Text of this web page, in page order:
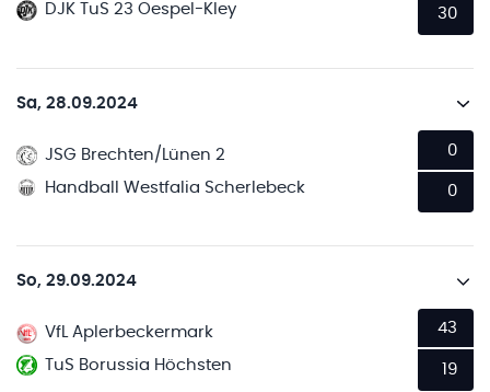
DJK TuS 23 Oespel-Kley
30
Sa, 28.09.2024
JSG Brechten/Lünen 2
Handball Westfalia Scherlebeck
0
0
So, 29.09.2024
VfL Aplerbeckermark
TuS Borussia Höchsten
43
19